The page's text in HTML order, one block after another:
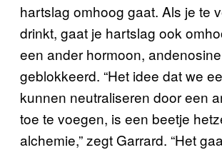
hartslag omhoog gaat. Als je te
drinkt, gaat je hartslag ook
een ander hormoon,
geblokkeerd. “Het idee dat we
kunnen neutraliseren door een
toe te voegen, is een beetje
alchemie,” zegt Garrard. “Het